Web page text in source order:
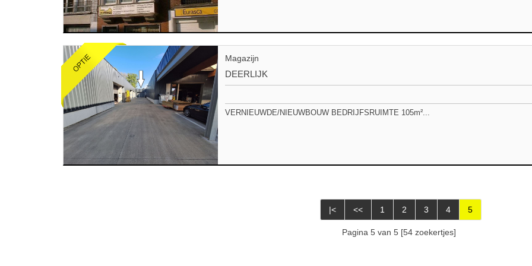
Magazijn
DEERLIJK
VERNIEUWDE/NIEUWBOUW BEDRIJFSRUIMTE 105m²...
|< << 1 2 3 4 5
Pagina 5 van 5 [54 zoekertjes]